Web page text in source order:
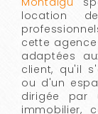
location
cette
adaptées
client, qu'il
ou d'un
dirigée par
immobilier,